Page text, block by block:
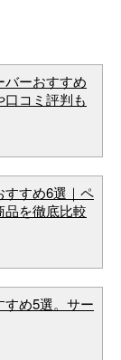
バーおすすめ
コミ評判も
すすめ6選｜ペ
品を徹底比較
すめ5選。サー